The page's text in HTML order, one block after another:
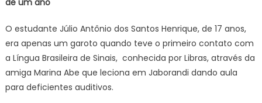
de um ano
O estudante Júlio Antônio dos Santos Henrique, de 17 anos,
era apenas um garoto quando teve o primeiro contato com
a Língua Brasileira de Sinais, conhecida por Libras, através da
amiga Marina Abe que leciona em Jaborandi dando aula
para deficientes auditivos.